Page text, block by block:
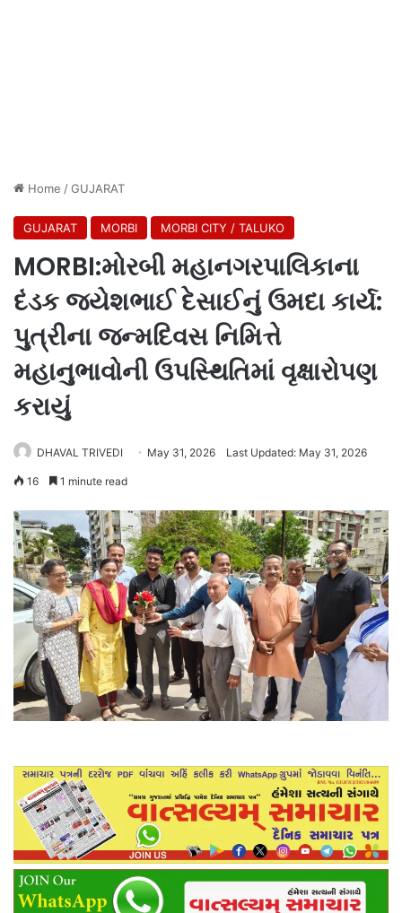
Home /GUJARAT
GUJARAT MORBI MORBI CITY / TALUKO
MORBI:મોરબી મહાનગરપાલિકાના
દંડક જયેશભાઈ દેસાઈનું ઉમદા કાર્ય:
પુત્રીના જન્મદિવસ નિમિત્તે
મહાનુભાવોની ઉપસ્થિતિમાં વૃક્ષારોપણ
કરાયું
DHAVAL TRIVEDI May 31, 2026 Last Updated: May 31, 2026
16 1 minute read